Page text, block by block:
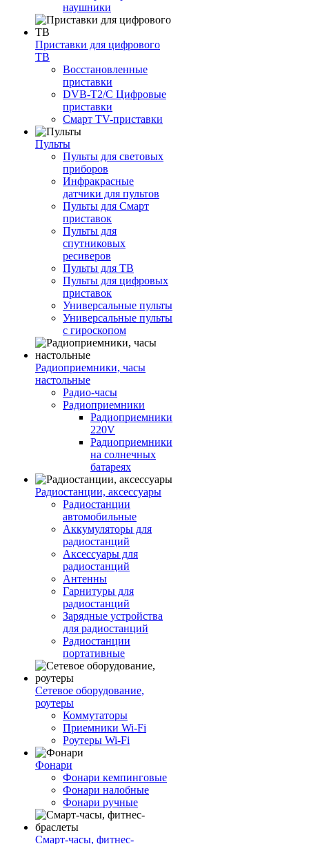
наушники
Приставки для цифрового
ТВ
Восстановленные
приставки
DVB-T2/C Цифровые
приставки
Смарт ТV-приставки
Пульты
Пульты для световых
приборов
Инфракрасные
датчики для пультов
Пульты для Смарт
приставок
Пульты для
спутниковых
ресиверов
Пульты для ТВ
Пульты для цифровых
приставок
Универсальные пульты
Универсальные пульты
с гироскопом
Радиоприемники, часы
настольные
Радио-часы
Радиоприемники
Радиоприемники
220V
Радиоприемники
на солнечных
батареях
Радиостанции, аксессуары
Радиостанции
автомобильные
Аккумуляторы для
радиостанций
Аксессуары для
радиостанций
Антенны
Гарнитуры для
радиостанций
Зарядные устройства
для радиостанций
Радиостанции
портативные
Сетевое оборудование,
роутеры
Коммутаторы
Приемники Wi-Fi
Роутеры Wi-Fi
Фонари
Фонари кемпинговые
Фонари налобные
Фонари ручные
Смарт-часы, фитнес-